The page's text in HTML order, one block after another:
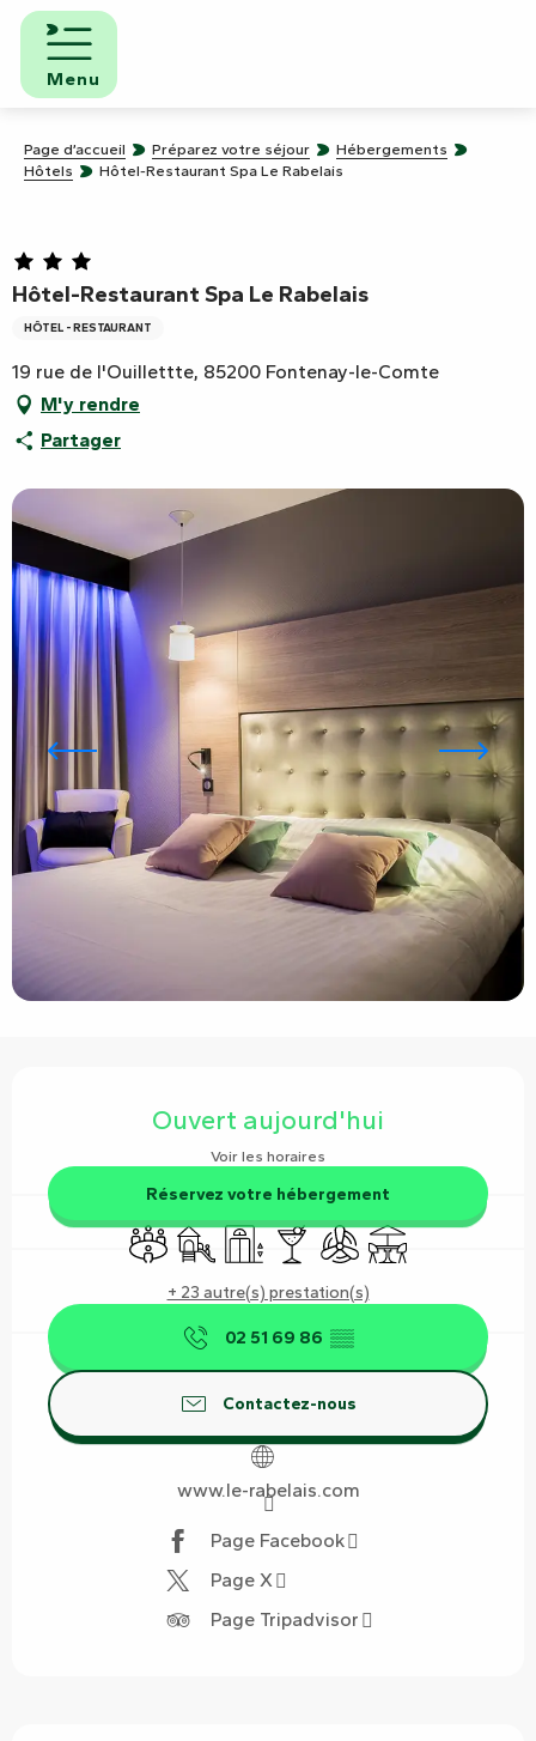
Aller
contenu
principal
Menu
Page d’accueil Préparez votre séjour
Hébergements
Hôtels
Hôtel-Restaurant Spa Le Rabelais
Hôtel-Restaurant Spa Le Rabelais
HÔTEL - RESTAURANT
19 rue de l'Ouillettte, 85200 Fontenay-le-Comte
M'y rendre
Partager
Ouvert aujourd'hui
Voir les horaires
Réservez votre hébergement
Salle de réunion
Jeux pour enfants / Espace jeux
AscenseurBar / Buvette
Air conditionné
Terrasse
+ 23 autre(s) prestation(s)
02 51 69 86 ▒▒
Contactez-nous
www.le-rabelais.com
Page Facebook
Page X
Page Tripadvisor